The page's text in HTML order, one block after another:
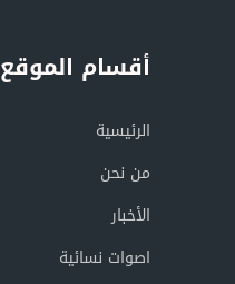
أقسام الموقع
الرئيسية
من نحن
الأخبار
اصوات نسائية